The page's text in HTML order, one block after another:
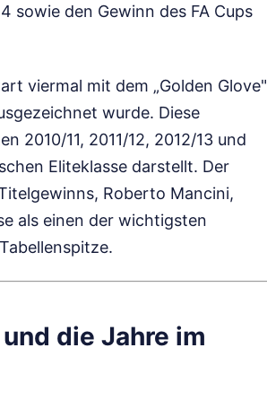
sowie den Gewinn des FA Cups
viermal mit dem „Golden Glove"
wurde. Diese
2010/11, 2011/12, 2012/13 und
Eliteklasse darstellt. Der
Roberto Mancini,
als einen der wichtigsten
die Jahre im